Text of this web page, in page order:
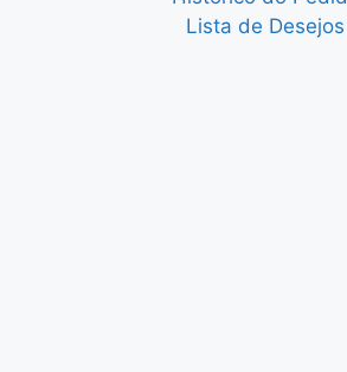
Lista de Desejos